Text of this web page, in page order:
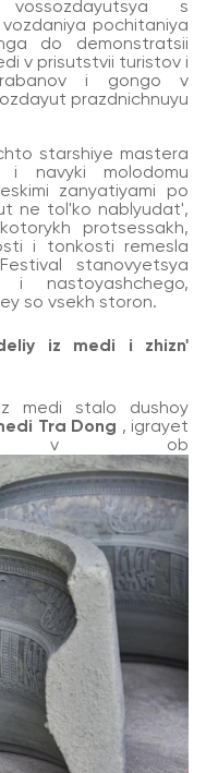
s
pochitaniya
do demonstratsii
v prisutstvii turistov i
i gongo v
prazdnichnuyu
starshiye mastera
navyki molodomu
zanyatiyami po
ne tol'ko nablyudat',
protsessakh,
i tonkosti remesla
stanovyetsya
i nastoyashchego,
so vsekh storon.
iz medi i zhizn'
medi stalo dushoy
Tra Dong , igrayet
v ob